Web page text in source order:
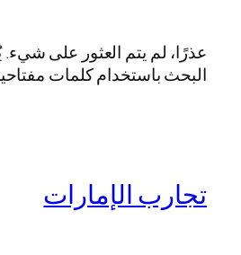
عذرًا، لم يتم العثور على
البحث باستخدام كلمات
تجارب الإمارات